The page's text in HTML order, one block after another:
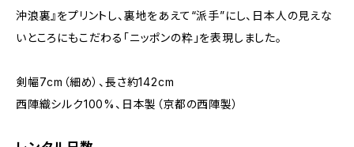
沖浪裏』をプリントし、裏地をあえて“派手”にし、日本人の見えな
いところにもこだわる「ニッポンの粋」を表現しました。
剣幅7cm（細め）、長さ約142cm
西陣織シルク100%、日本製（京都の西陣製）